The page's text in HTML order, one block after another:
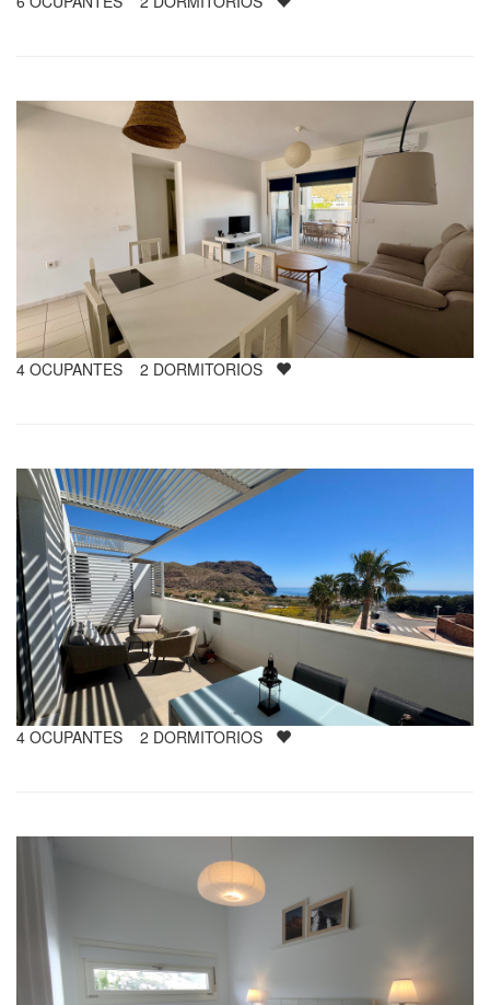
4 OCUPANTES 2 DORMITORIOS
4 OCUPANTES 2 DORMITORIOS